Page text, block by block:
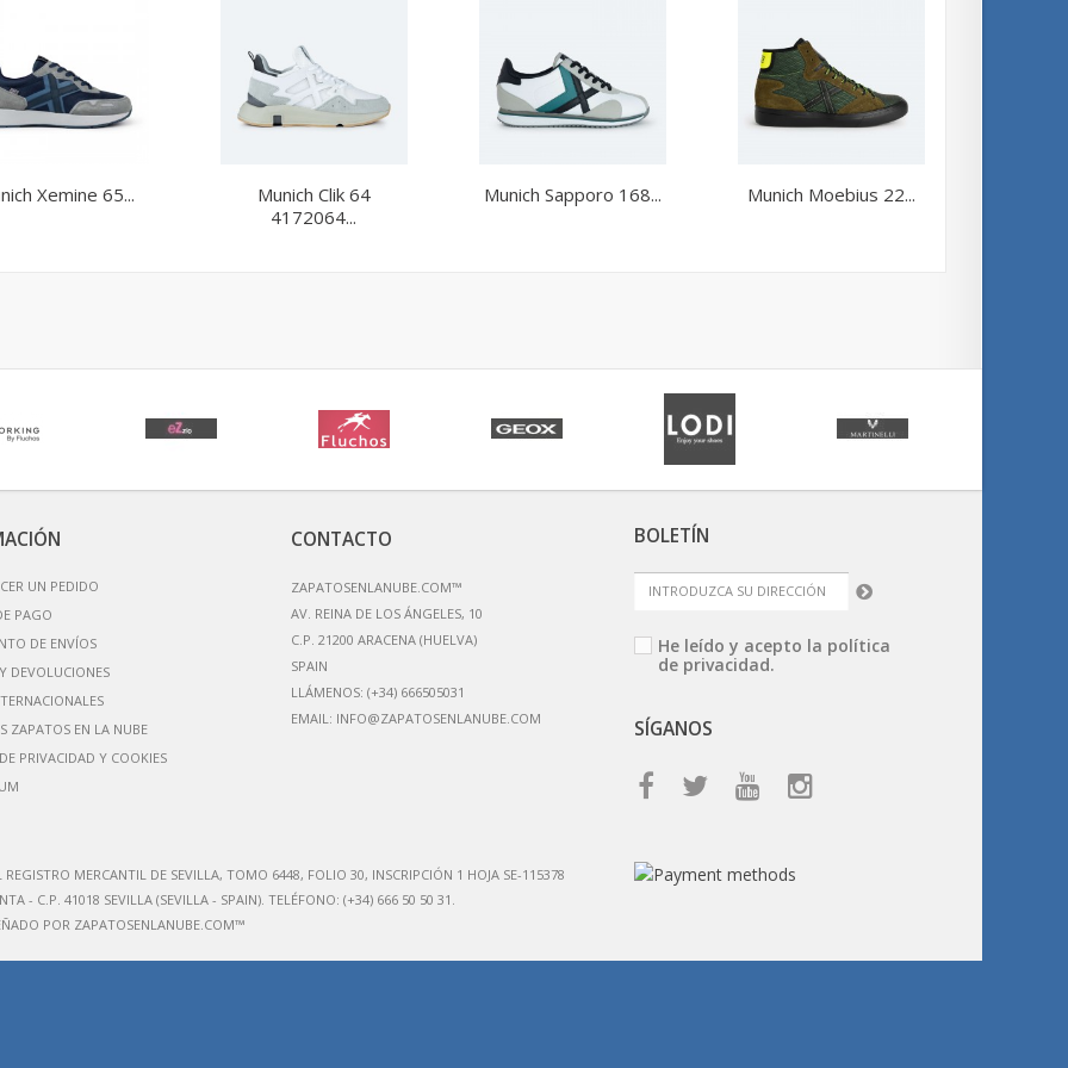
Xemine 65...
Munich Clik 64
4172064...
Munich Sapporo 168... Munich Moebius 22...
UN PEDIDO
PAGO
DE ENVÍOS
DEVOLUCIONES
ZAPATOS EN LA NUBE
PRIVACIDAD Y COOKIES
CONTACTO
ZAPATOSENLANUBE.COM™
AV. REINA DE LOS ÁNGELES, 10
C.P. 21200 ARACENA (HUELVA)
LLÁMENOS: (+34) 666505031
EMAIL: INFO@ZAPATOSENLANUBE.COM
BOLETÍN
He leído y acepto la política
de privacidad.
SÍGANOS
REGISTRO MERCANTIL DE SEVILLA, TOMO 6448, FOLIO 30, INSCRIPCIÓN 1 HOJA SE-115378
- C.P. 41018 SEVILLA (SEVILLA - SPAIN) . TELÉFONO: (+34) 666 50 50 31.
POR ZAPATOSENLANUBE.COM™